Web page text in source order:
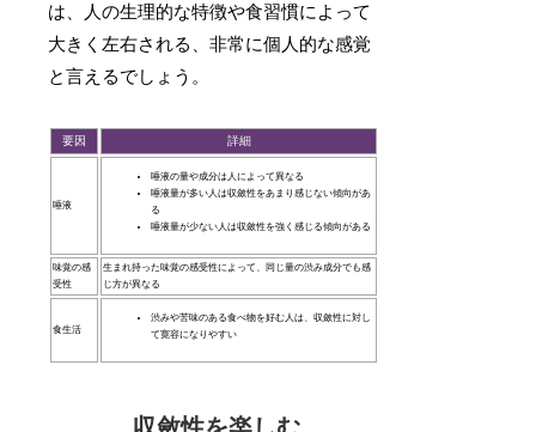
は、人の生理的な特徴や食習慣によって
大きく左右される、非常に個人的な感覚
と言えるでしょう。
要因 詳細
唾液
唾液の量や成分は人によって異なる
唾液量が多い人は収斂性をあまり感じない傾向があ
る
唾液量が少ない人は収斂性を強く感じる傾向がある
味覚の感
受性
生まれ持った味覚の感受性によって、同じ量の渋み成分でも感
じ方が異なる
食生活
渋みや苦味のある食べ物を好む人は、収斂性に対し
て寛容になりやすい
収斂性を楽しむ